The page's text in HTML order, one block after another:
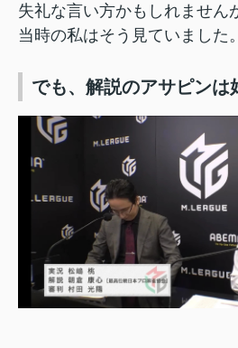
失礼な言い方かもしれません
当時の私はそう見ていました。
でも、解説のアサピンは